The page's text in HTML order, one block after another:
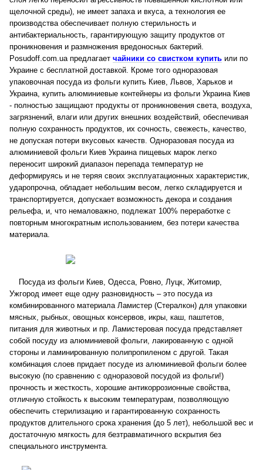
щелочной среды), не имеет запаха и вкуса, а технология ее
производства обеспечивает полную стерильность и
антибактериальность, гарантирующую защиту продуктов от
проникновения и размножения вредоносных бактерий.
Posudoff.com.ua предлагает чайники со свистком купить или по
Украине с бесплатной доставкой. Кроме того одноразовая
упаковочная посуда из фольги купить Киев, Львов, Харьков и
Украина, купить алюминиевые контейнеры из фольги Украина Киев
- полностью защищают продукты от проникновения света, воздуха,
загрязнений, влаги или других внешних воздействий, обеспечивая
полную сохранность продуктов, их сочность, свежесть, качество,
не допуская потери вкусовых качеств. Одноразовая посуда из
алюминиевой фольги Киев Украина пищевых марок легко
переносит широкий диапазон перепада температур не
деформируясь и не теряя своих эксплуатационных характеристик,
ударопрочна, обладает небольшим весом, легко складируется и
транспортируется, допускает возможность декора и создания
рельефа, и, что немаловажно, подлежат 100% переработке с
повторным многократным использованием, без потери качества
материала.
Посуда из фольги Киев, Одесса, Ровно, Луцк, Житомир,
Ужгород имеет еще одну разновидность – это посуда из
комбинированного материала Ламистер (Стералкон) для упаковки
мясных, рыбных, овощных консервов, икры, каш, паштетов,
питания для животных и пр. Ламистеровая посуда представляет
собой посуду из алюминиевой фольги, лакированную с одной
стороны и ламинированную полипропиленом с другой. Такая
комбинация слоев придает посуде из алюминиевой фольги более
высокую (по сравнению с одноразовой посудой из фольги!)
прочность и жесткость, хорошие антикоррозионные свойства,
отличную стойкость к высоким температурам, позволяющую
обеспечить стерилизацию и гарантированную сохранность
продуктов длительного срока хранения (до 5 лет), небольшой вес и
достаточную мягкость для безтравматичного вскрытия без
специального инструмента.